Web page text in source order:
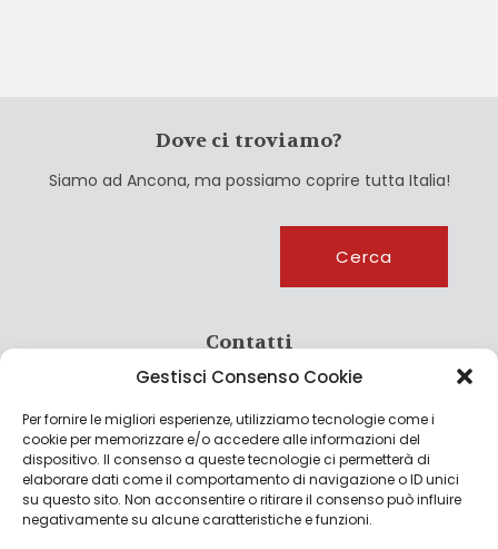
Gestisci Consenso Cookie
Per fornire le migliori esperienze, utilizziamo tecnologie come i
cookie per memorizzare e/o accedere alle informazioni del
dispositivo. Il consenso a queste tecnologie ci permetterà di
elaborare dati come il comportamento di navigazione o ID unici
su questo sito. Non acconsentire o ritirare il consenso può influire
negativamente su alcune caratteristiche e funzioni.
Dove ci troviamo?
Siamo ad Ancona, ma possiamo coprire tutta Italia!
Cerca
Contatti
info@culturagroalimentare.com
Note legali
Privacy Policy